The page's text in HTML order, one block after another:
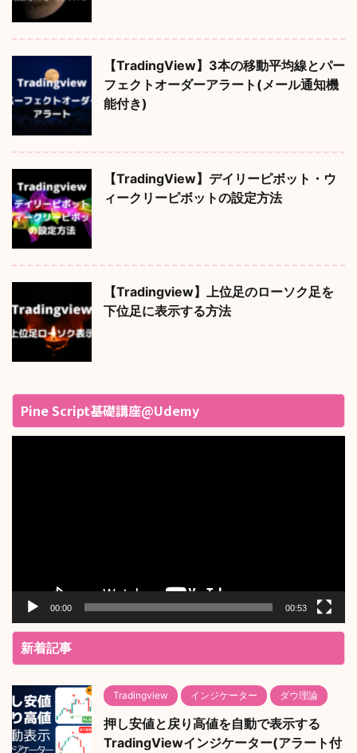
【TradingView】3本の移動平均線とパー
フェクトオーダーアラート(メール通知機
能付き)
【TradingView】デイリーピボット・ウ
ィークリーピボットの設定方法
【Tradingview】上位足のローソク足を
下位足に表示する方法
Pine Script基礎講座@Udemy
00:00 00:53
新着記事
Tradingview インジケーター ダウ理論
押し安値と戻り高値を自動で表示する
TradingViewインジケーター(アラート付